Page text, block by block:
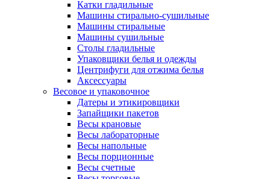
Катки гладильные
Машины стирально-сушильные
Машины стиральные
Машины сушильные
Столы гладильные
Упаковщики белья и одежды
Центрифуги для отжима белья
Аксессуары
Весовое и упаковочное
Датеры и этикировщики
Запайщики пакетов
Весы крановые
Весы лабораторные
Весы напольные
Весы порционные
Весы счетные